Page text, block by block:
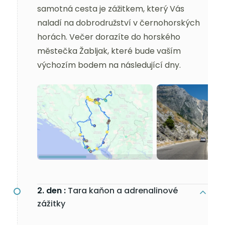
samotná cesta je zážitkem, který Vás
naladí na dobrodružství v černohorských
horách. Večer dorazíte do horského
městečka Žabljak, které bude vaším
výchozím bodem na následující dny.
2. den : Tara kaňon a adrenalinové
zážitky